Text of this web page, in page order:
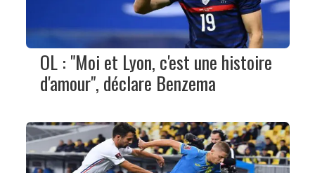
OL : "Moi et Lyon, c'est une histoire
d'amour", déclare Benzema